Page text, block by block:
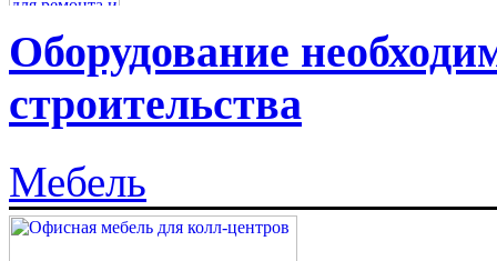
Оборудование
строительства
Мебель